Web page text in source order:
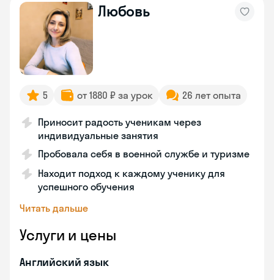
Любовь
5 от 1880 ₽ за урок 26 лет опыта
Приносит радость ученикам через
индивидуальные занятия
Пробовала себя в военной службе и туризме
Находит подход к каждому ученику для
успешного обучения
Читать дальше
Услуги и цены
Английский язык